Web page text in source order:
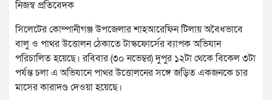
নিজস্ব প্রতিবেদক
সিলেটের কোম্পানীগঞ্জ উপজেলার শাহআরেফিন টিলায় অবৈধভাবে
বালু ও পাথর উত্তোলন ঠেকাতে টাস্কফোর্সের ব্যাপক অভিযান
পরিচালিত হয়েছে। রবিবার (৩০ নভেম্বর) দুপুর ১২টা থেকে বিকেল ৩টা
পর্যন্ত চলা এ অভিযানে পাথর উত্তোলনের সঙ্গে জড়িত একজনকে চার
মাসের কারাদণ্ড দেওয়া হয়েছে।